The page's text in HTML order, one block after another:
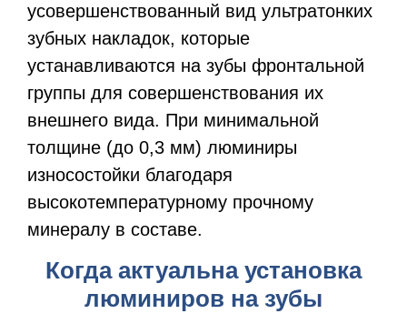
усовершенствованный вид ультратонких
зубных накладок, которые
устанавливаются на зубы фронтальной
группы для совершенствования их
внешнего вида. При минимальной
толщине (до 0,3 мм) люминиры
износостойки благодаря
высокотемпературному прочному
минералу в составе.
Когда актуальна установка
люминиров на зубы